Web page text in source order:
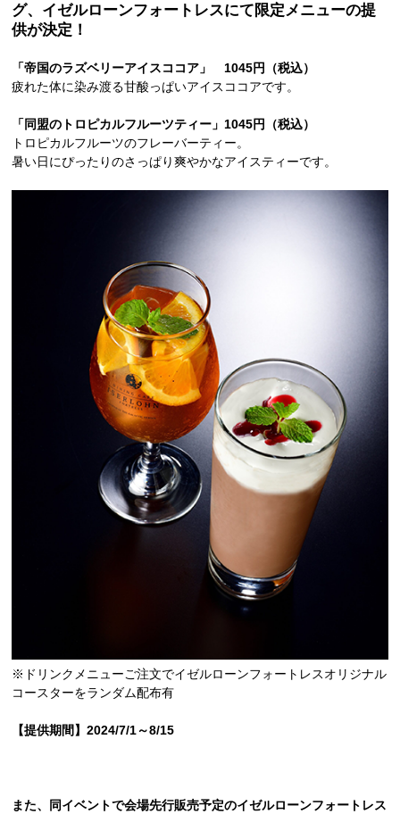
グ、イゼルローンフォートレスにて限定メニューの提
供が決定！
「帝国のラズベリーアイスココア」 1045円（税込）
疲れた体に染み渡る甘酸っぱいアイスココアです。
「同盟のトロピカルフルーツティー」1045円（税込）
トロピカルフルーツのフレーバーティー。
暑い日にぴったりのさっぱり爽やかなアイスティーです。
※ドリンクメニューご注文でイゼルローンフォートレスオリジナル
コースターをランダム配布有
【提供期間】2024/7/1～8/15
また、同イベントで会場先行販売予定のイゼルローンフォートレス